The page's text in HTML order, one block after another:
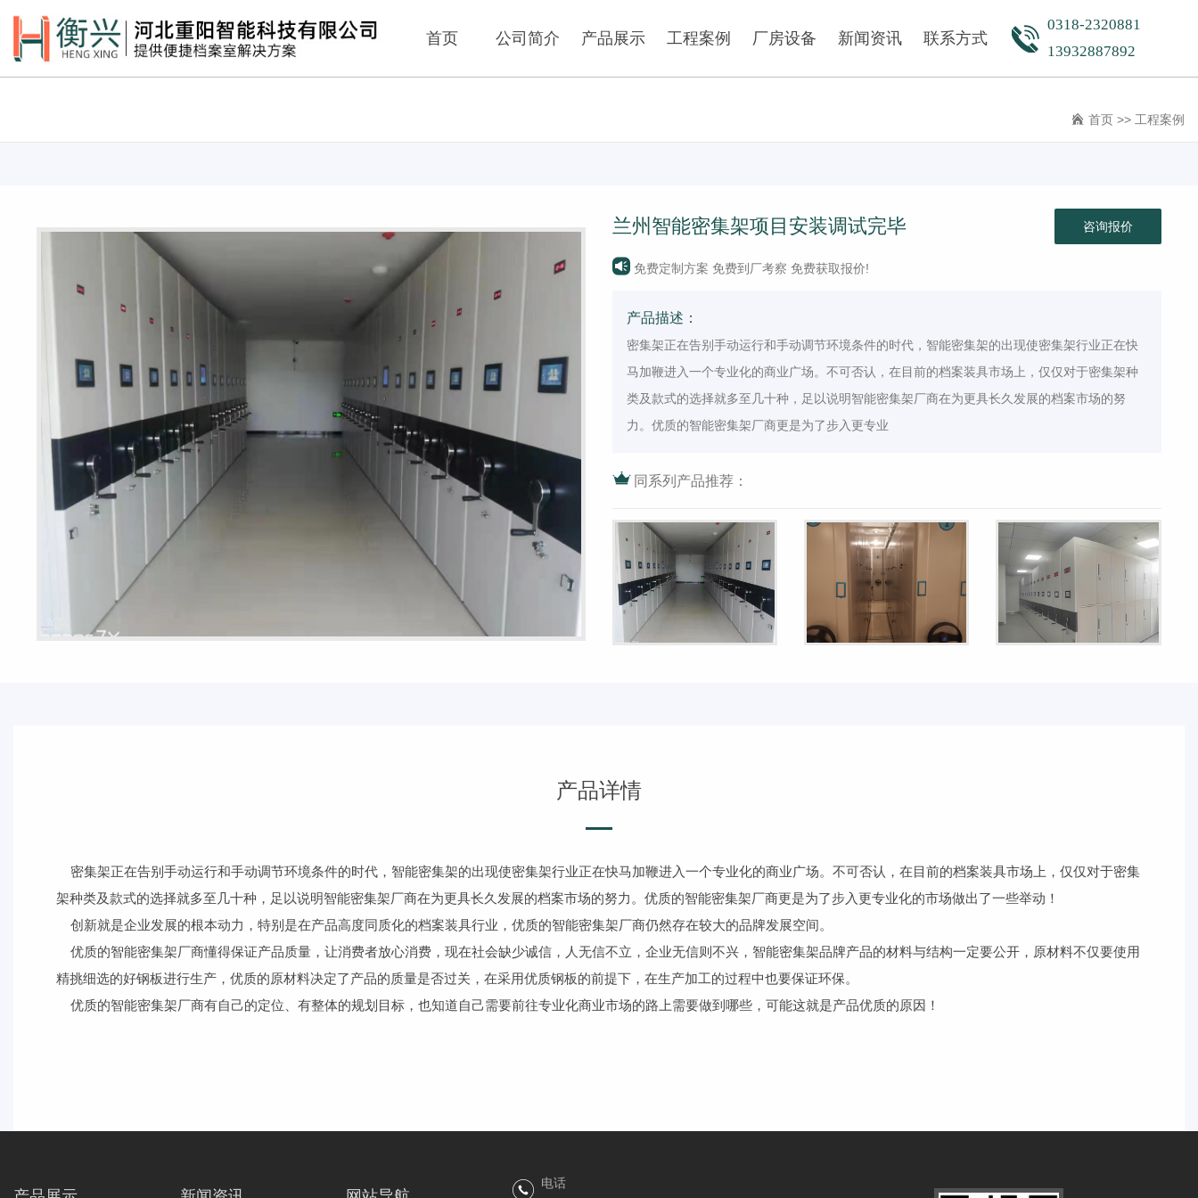
首页 公司简介 产品展示
手动密集柜 全封闭密集柜
挂画密集柜
病例密集柜 会计密集柜
货架系列
工程案例 厂房设备 新闻资讯
行业动态
联系方式
0318-2320881
13932887892
首页 >> 工程案例
兰州智能密集架项目安装调试完毕
免费定制方案 免费到厂考察 免费获取报价!
咨询报价
产品描述：
密集架正在告别手动运行和手动调节环境条件的时代，智能密集架的出现使密集架行业正在快
马加鞭进入一个专业化的商业广场。不可否认，在目前的档案装具市场上，仅仅对于密集架种
类及款式的选择就多至几十种，足以说明智能密集架厂商在为更具长久发展的档案市场的努
力。优质的智能密集架厂商更是为了步入更专业
同系列产品推荐：
产品详情
密集架正在告别手动运行和手动调节环境条件的时代，智能密集架的出现使密集架行业正在快马加鞭进入一个专业化的商业广场。不可否认，在目前的档案装具市场上，仅仅对于密集
架种类及款式的选择就多至几十种，足以说明智能密集架厂商在为更具长久发展的档案市场的努力。优质的智能密集架厂商更是为了步入更专业化的市场做出了一些举动！
创新就是企业发展的根本动力，特别是在产品高度同质化的档案装具行业，优质的智能密集架厂商仍然存在较大的品牌发展空间。
优质的智能密集架厂商懂得保证产品质量，让消费者放心消费，现在社会缺少诚信，人无信不立，企业无信则不兴，智能密集架品牌产品的材料与结构一定要公开，原材料不仅要使用
精挑细选的好钢板进行生产，优质的原材料决定了产品的质量是否过关，在采用优质钢板的前提下，在生产加工的过程中也要保证环保。
优质的智能密集架厂商有自己的定位、有整体的规划目标，也知道自己需要前往专业化商业市场的路上需要做到哪些，可能这就是产品优质的原因！
电话